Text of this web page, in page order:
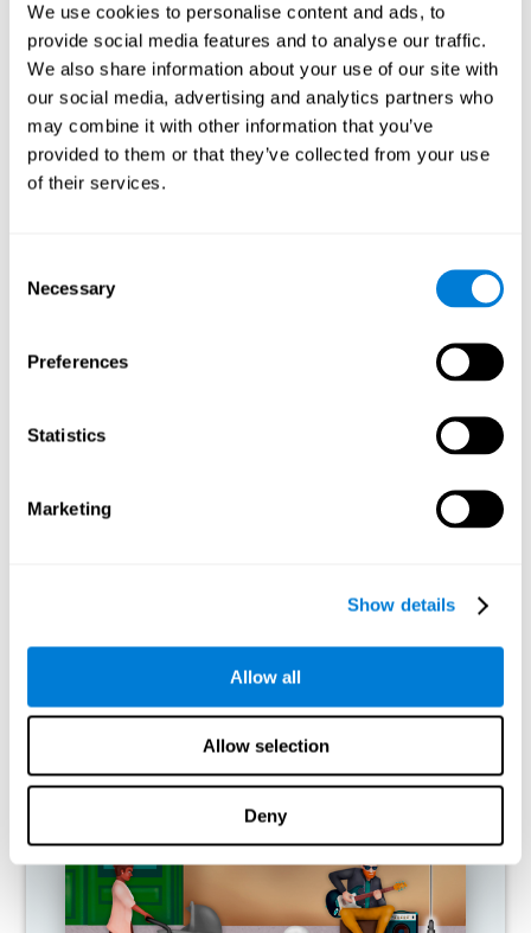
We use cookies to personalise content and ads, to
provide social media features and to analyse our traffic.
We also share information about your use of our site with
our social media, advertising and analytics partners who
may combine it with other information that you’ve
provided to them or that they’ve collected from your use
of their services.
Selection
Necessary
Preferences
Statistics
Marketing
Show details
Allow all
Allow selection
Deny
على تحسين مهاراتي المعرفية؟
يساعد "Crystal Miner" من CogniFit على تحفيز نمط تنشيط عصبي
معين. يمكن أن يساعد تكرار هذا النمط وتدريبه باستمرار على إنشاء
نقاط تشابك عصبية جديدة ، ومساعدة الدوائر العصبية على إعادة تنظيم
واستعادة الوظائف المعرفية الضعيفة أو التالفة.
يساعد "Crystal Miner" في ممارسة التخطيط والإدراك المكاني والتقدير.
يمكن أن يساعد تحفيز هذه المهارات باستمرار في إنشاء نقاط تشابك
المعرفية؟
الاتصالات التي لا يتم استخدامها كثيرًا. بهذه الطريقة ، إذا لم يتم استخدام
قدرة معرفية محددة بشكل متكرر ، فإن الدماغ لا يوفر الموارد لهذا النمط
من التنشيط العصبي ، لذلك يصبح ضعيفًا بشكل متزايد. هذا يجعلنا أقل
أنشطتنا اليومية.
سباق العربات الجرارة